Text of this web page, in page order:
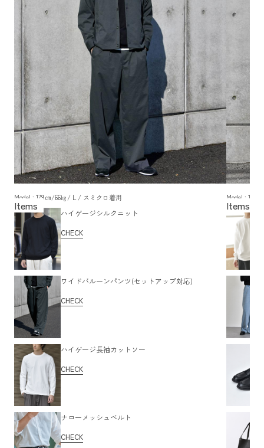
Model : 179㎝/66㎏/ L / スミクロ着用
ハイゲージシルクニット
CHECK
ワイドバルーンパンツ(セットアップ対応)
CHECK
ハイゲージ長袖カットソー
CHECK
ナローメッシュベルト
CHECK
Model : 179